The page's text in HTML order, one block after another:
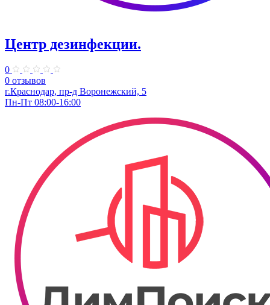
Центр дезинфекции.
0
0 отзывов
г.Краснодар, пр-д Воронежский, 5
Пн-Пт 08:00-16:00